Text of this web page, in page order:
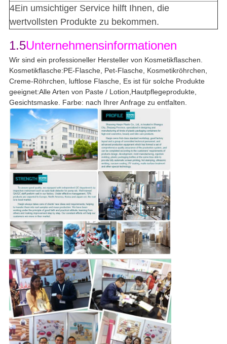
4Ein umsichtiger Service hilft Ihnen, die
wertvollsten Produkte zu bekommen.
1.5Unternehmensinformationen
Wir sind ein professioneller Hersteller von Kosmetikflaschen.
Kosmetikflasche:PE-Flasche, Pet-Flasche, Kosmetikröhrchen,
Creme-Röhrchen, luftlose Flasche, Es ist für solche Produkte
geeignet:Alle Arten von Paste / Lotion,Hautpflegeprodukte,
Gesichtsmaske. Farbe: nach Ihrer Anfrage zu entfalten.